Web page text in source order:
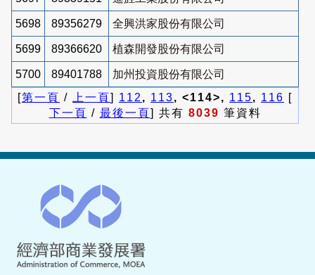
5698 89356279 全興洪家股份有限公司
5699 89366620 植森開發股份有限公司
5700 89401788
加州投資股份有限公司
[第一頁 / 上一頁] 112 , 113, <114>, 115, 116 [
下一頁 / 最後一頁] 共有 8039 筆資料